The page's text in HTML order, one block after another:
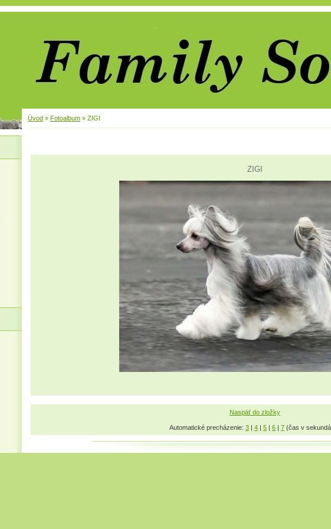
Úvod » Fotoalbum » ZIGI
ZIGI
Naspäť do zložky
Automatické precházenie: 3 | 4 | 5 | 6 | 7 (čas v